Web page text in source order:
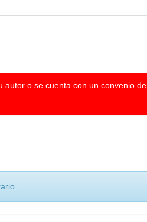
autor o se cuenta con un convenio de